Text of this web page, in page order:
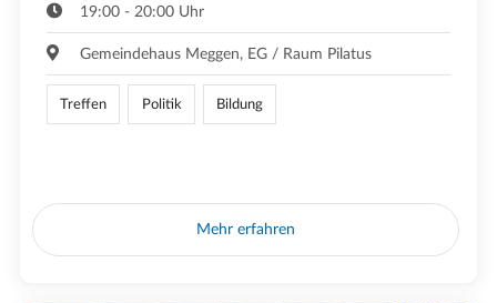
19:00 - 20:00 Uhr
Gemeindehaus Meggen, EG / Raum Pilatus
Treffen Politik Bildung
Mehr erfahren